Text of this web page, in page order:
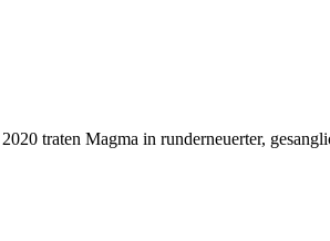
traten Magma in runderneuerter,